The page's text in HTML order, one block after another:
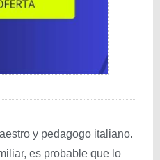
y pedagogo italiano.
es probable que lo